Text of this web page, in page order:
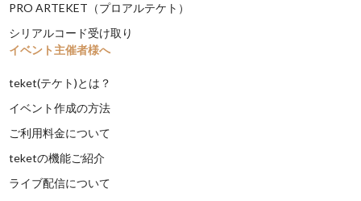
PRO ARTEKET（プロアルテケト）
シリアルコード受け取り
イベント主催者様へ
teket(テケト)とは？
イベント作成の方法
ご利用料金について
teketの機能ご紹介
ライブ配信について